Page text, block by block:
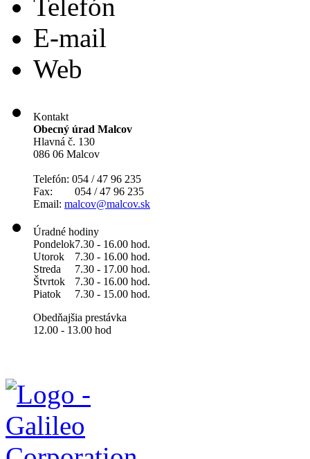
Telefón
E-mail
Web
Kontakt
Obecný úrad Malcov
Hlavná č. 130
086 06 Malcov
Telefón: 054 / 47 96 235
Fax: 054 / 47 96 235
Email: malcov@malcov.sk
Úradné hodiny
Pondelok7.30 - 16.00 hod.
Utorok
7.30 - 16.00 hod.
Streda
7.30 - 17.00 hod.
Štvrtok
7.30 - 16.00 hod.
Piatok
7.30 - 15.00 hod.
Obedňajšia prestávka
12.00 - 13.00 hod